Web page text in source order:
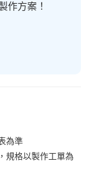
作方案！
為準
規格以製作工單為